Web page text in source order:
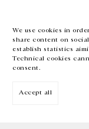
We use cookies in
share content on
establish statistics
Technical cookies
consent.
Accept all
EN FR 中文
Inscrivez-vous à notre